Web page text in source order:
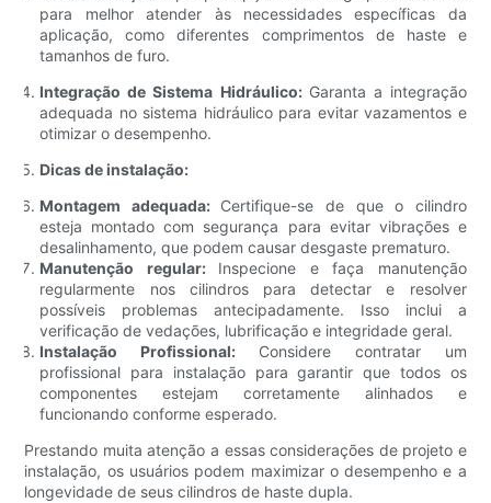
para melhor atender às necessidades específicas da
aplicação, como diferentes comprimentos de haste e
tamanhos de furo.
Integração de Sistema Hidráulico: Garanta a integração
adequada no sistema hidráulico para evitar vazamentos e
otimizar o desempenho.
Dicas de instalação:
Montagem adequada: Certifique-se de que o cilindro
esteja montado com segurança para evitar vibrações e
desalinhamento, que podem causar desgaste prematuro.
Manutenção regular: Inspecione e faça manutenção
regularmente nos cilindros para detectar e resolver
possíveis problemas antecipadamente. Isso inclui a
verificação de vedações, lubrificação e integridade geral.
Instalação Profissional: Considere contratar um
profissional para instalação para garantir que todos os
componentes estejam corretamente alinhados e
funcionando conforme esperado.
Prestando muita atenção a essas considerações de projeto e
instalação, os usuários podem maximizar o desempenho e a
longevidade de seus cilindros de haste dupla.